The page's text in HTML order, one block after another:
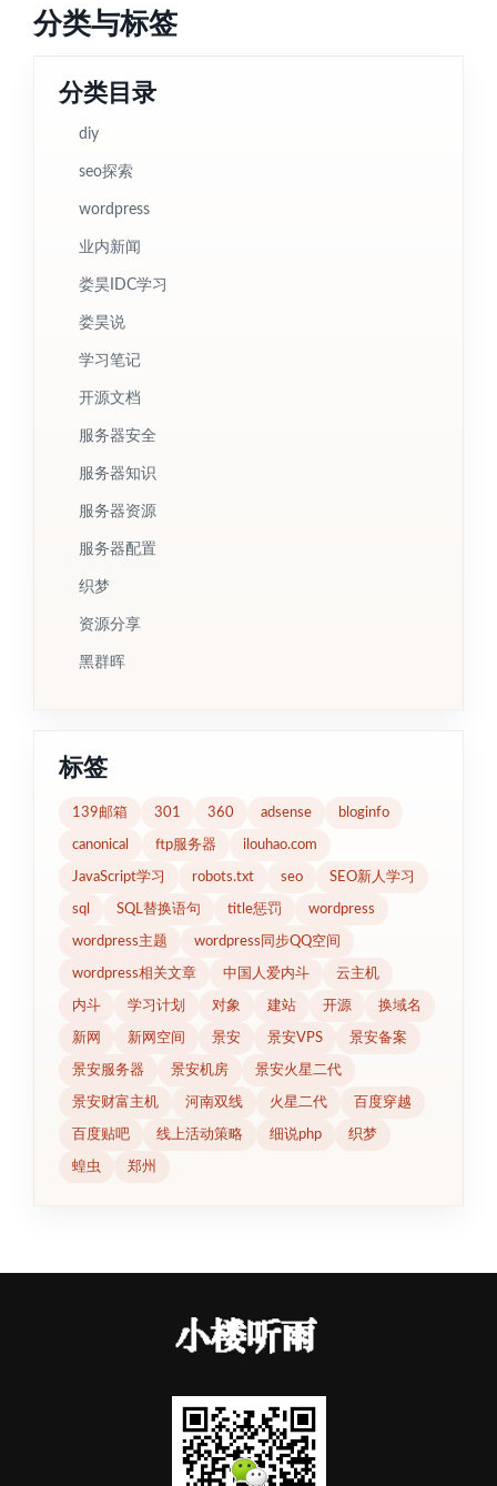
分类与标签
分类目录
diy
seo探索
wordpress
业内新闻
娄昊IDC学习
娄昊说
学习笔记
开源文档
服务器安全
服务器知识
服务器资源
服务器配置
织梦
资源分享
黑群晖
标签
139邮箱 301 360 adsense bloginfo
canonical ftp服务器 ilouhao.com
JavaScript学习 robots.txt seo SEO新人学习
sql SQL替换语句 title惩罚 wordpress
wordpress主题 wordpress同步QQ空间
wordpress相关文章 中国人爱内斗 云主机
内斗 学习计划 对象 建站 开源 换域名
新网 新网空间 景安 景安VPS 景安备案
景安服务器 景安机房 景安火星二代
景安财富主机 河南双线 火星二代 百度穿越
百度贴吧 线上活动策略 细说php 织梦
蝗虫 郑州